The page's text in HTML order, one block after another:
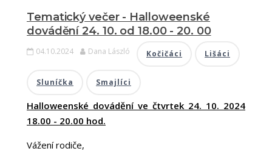
Tematický večer - Halloweenské
dovádění 24. 10. od 18.00 - 20. 00
04.10.2024 Dana László Kočičáci Lišáci
Sluníčka Smajlíci
Halloweenské dovádění ve čtvrtek 24. 10. 2024
18.00 - 20.00 hod.
Vážení rodiče,